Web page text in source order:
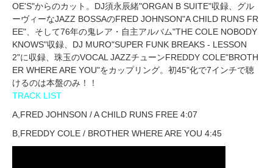
OE'S"からのカット。DJ須永辰緒"ORGAN B SUITE"収録、グル
ーヴィーなJAZZ BOSSAのFRED JOHNSON"A CHILD RUNS FR
EE"、そして76年の鬼レア・自主アルバム"THE COLE NOBODY
KNOWS"収録、DJ MURO"SUPER FUNK BREAKS - LESSON
2"に収録、珠玉のVOCAL JAZZチューンFREDDY COLE"BROTH
ER WHERE ARE YOU"をカップリング。初45"化で7インチで聴
けるのは本盤のみ！！
TRACK LIST
A,FRED JOHNSON / A CHILD RUNS FREE 4:07
B,FREDDY COLE / BROTHER WHERE ARE YOU 4:45